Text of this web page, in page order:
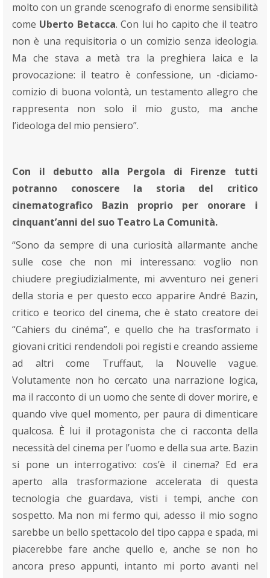
molto con un grande scenografo di enorme sensibilità
come Uberto Betacca. Con lui ho capito che il teatro
non è una requisitoria o un comizio senza ideologia.
Ma che stava a metà tra la preghiera laica e la
provocazione: il teatro è confessione, un -diciamo-
comizio di buona volontà, un testamento allegro che
rappresenta non solo il mio gusto, ma anche
l’ideologa del mio pensiero”.
Con il debutto alla Pergola di Firenze tutti
potranno conoscere la storia del critico
cinematografico Bazin proprio per onorare i
cinquant’anni del suo Teatro La Comunità.
“Sono da sempre di una curiosità allarmante anche
sulle cose che non mi interessano: voglio non
chiudere pregiudizialmente, mi avventuro nei generi
della storia e per questo ecco apparire André Bazin,
critico e teorico del cinema, che è stato creatore dei
“Cahiers du cinéma”, e quello che ha trasformato i
giovani critici rendendoli poi registi e creando assieme
ad altri come Truffaut, la Nouvelle vague.
Volutamente non ho cercato una narrazione logica,
ma il racconto di un uomo che sente di dover morire, e
quando vive quel momento, per paura di dimenticare
qualcosa. È lui il protagonista che ci racconta della
necessità del cinema per l’uomo e della sua arte. Bazin
si pone un interrogativo: cos’è il cinema? Ed era
aperto alla trasformazione accelerata di questa
tecnologia che guardava, visti i tempi, anche con
sospetto. Ma non mi fermo qui, adesso il mio sogno
sarebbe un bello spettacolo del tipo cappa e spada, mi
piacerebbe fare anche quello e, anche se non ho
ancora preso appunti, intanto mi porto avanti nel